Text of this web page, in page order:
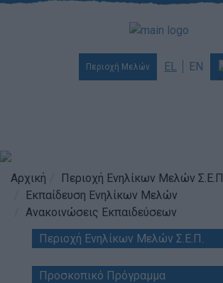
Περιοχή Μελών EL EN
Προσκοπισμός
Ιστορία
Χορηγοί & Υποστηρικτές
Βραβεία & Διακρίσεις
Αρχική
Περιοχή Ενηλίκων Μελών Σ.Ε.Π.
Εκπαίδευση Ενηλίκων Μελών
Ανακοινώσεις Εκπαιδεύσεων
Περιοχή Ενηλίκων Μελών Σ.Ε.Π.
Προσκοπικό Πρόγραμμα